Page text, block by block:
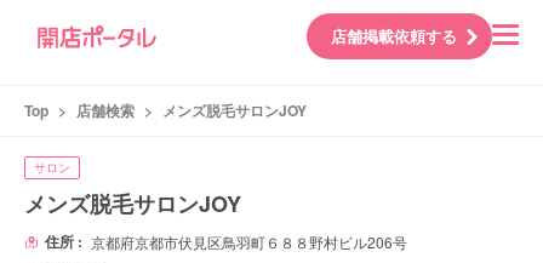
店舗掲載依頼する
Top > 店舗検索 > メンズ脱毛サロンJOY
サロン
メンズ脱毛サロンJOY
住所 : 京都府京都市伏見区鳥羽町６８８野村ビル206号